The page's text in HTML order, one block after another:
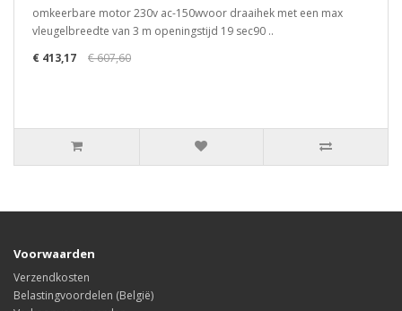
omkeerbare motor 230v ac-150wvoor draaihek met een max
vleugelbreedte van 3 m openingstijd 19 sec90 ..
€ 413,17
€ 607,60
Voorwaarden
Verzendkosten
Belastingvoordelen (België)